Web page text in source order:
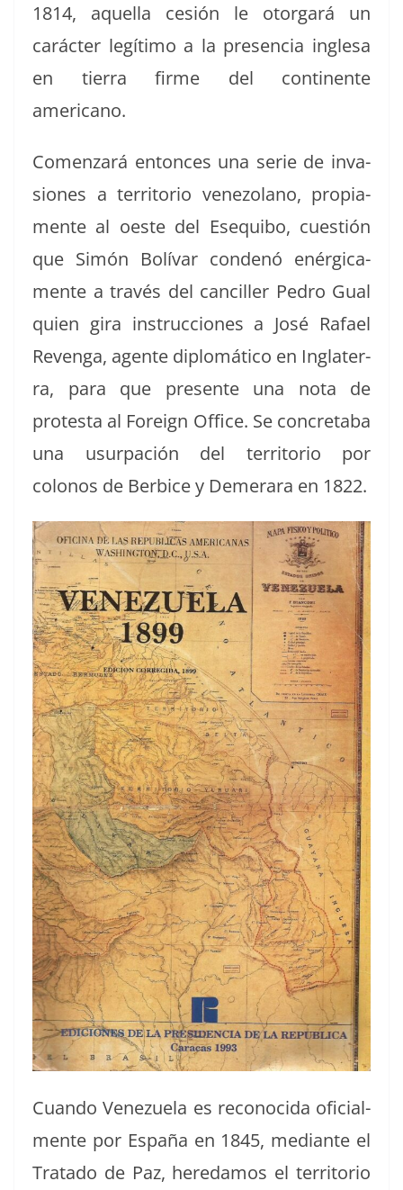
1814, aque­l­la cesión le otor­gará un
carác­ter legí­ti­mo a la pres­en­cia ingle­sa
en tier­ra firme del con­ti­nente
americano.
Comen­zará entonces una serie de inva­
siones a ter­ri­to­rio vene­zolano, propi­a­
mente al oeste del Ese­qui­bo, cuestión
que Simón Bolí­var con­denó enér­gi­ca­
mente a través del can­ciller Pedro Gual
quien gira instruc­ciones a José Rafael
Reven­ga, agente diplomáti­co en Inglater­
ra, para que pre­sente una nota de
protes­ta al For­eign Office. Se conc­reta­ba
una usurpación del ter­ri­to­rio por
colonos de Berbice y Demer­ara en 1822.
Cuan­do Venezuela es recono­ci­da ofi­cial­
mente por España en 1845, medi­ante el
Trata­do de Paz, heredamos el ter­ri­to­rio